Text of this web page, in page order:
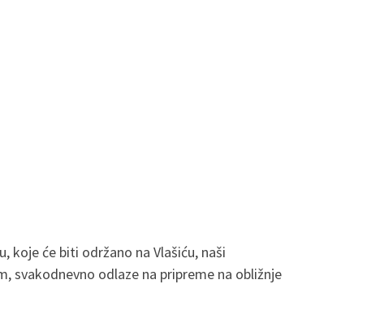
koje će biti održano na Vlašiću, naši
svakodnevno odlaze na pripreme na obližnje